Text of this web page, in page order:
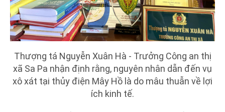
Thượng tá Nguyễn Xuân Hà - Trưởng Công an thị
xã Sa Pa nhận định rằng, nguyên nhân dẫn đến vụ
xô xát tại thủy điện Mây Hồ là do mâu thuẫn về lợi
ích kinh tế.